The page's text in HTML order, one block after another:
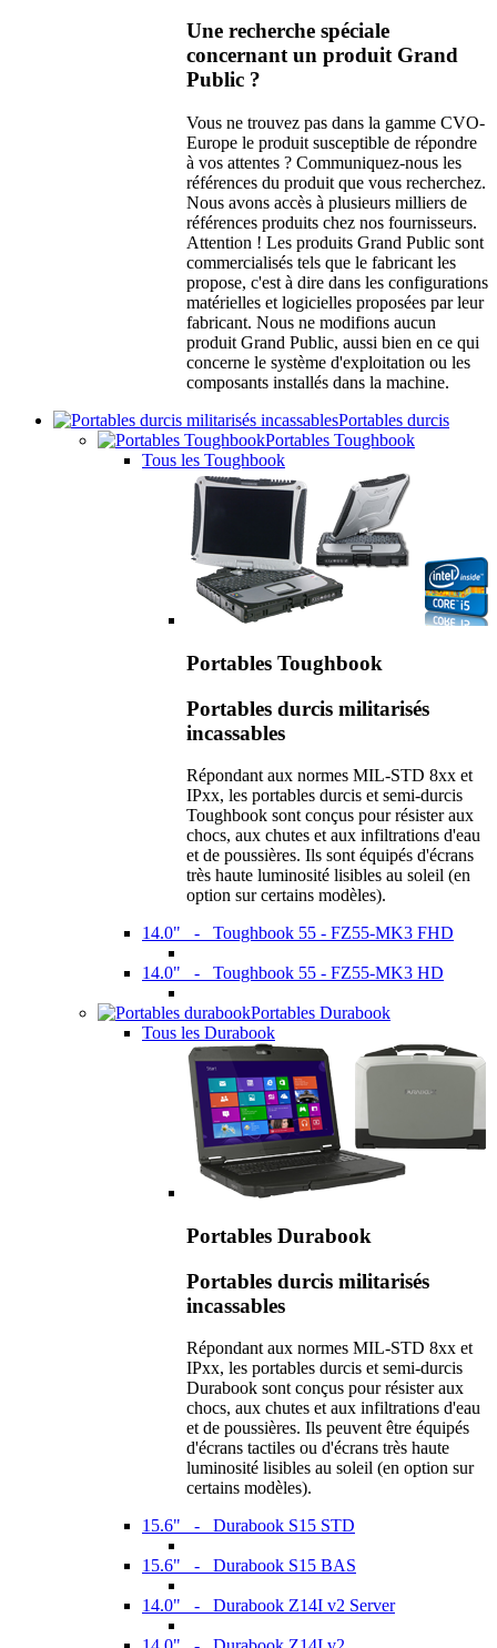
Une recherche spéciale
concernant un produit Grand
Public ?
Vous ne trouvez pas dans la gamme CVO-
Europe le produit susceptible de répondre
à vos attentes ? Communiquez-nous les
références du produit que vous recherchez.
Nous avons accès à plusieurs milliers de
références produits chez nos fournisseurs.
Attention ! Les produits Grand Public sont
commercialisés tels que le fabricant les
propose, c'est à dire dans les configurations
matérielles et logicielles proposées par leur
fabricant. Nous ne modifions aucun
produit Grand Public, aussi bien en ce qui
concerne le système d'exploitation ou les
composants installés dans la machine.
Portables durcis
Portables Toughbook
Tous les Toughbook
Portables Toughbook
Portables durcis militarisés
incassables
Répondant aux normes MIL-STD 8xx et
IPxx, les portables durcis et semi-durcis
Toughbook sont conçus pour résister aux
chocs, aux chutes et aux infiltrations d'eau
et de poussières. Ils sont équipés d'écrans
très haute luminosité lisibles au soleil (en
option sur certains modèles).
14.0" - Toughbook 55 - FZ55-MK3 FHD
14.0" - Toughbook 55 - FZ55-MK3 HD
Portables Durabook
Tous les Durabook
Portables Durabook
Portables durcis militarisés
incassables
Répondant aux normes MIL-STD 8xx et
IPxx, les portables durcis et semi-durcis
Durabook sont conçus pour résister aux
chocs, aux chutes et aux infiltrations d'eau
et de poussières. Ils peuvent être équipés
d'écrans tactiles ou d'écrans très haute
luminosité lisibles au soleil (en option sur
certains modèles).
15.6" - Durabook S15 STD
15.6" - Durabook S15 BAS
14.0" - Durabook Z14I v2 Server